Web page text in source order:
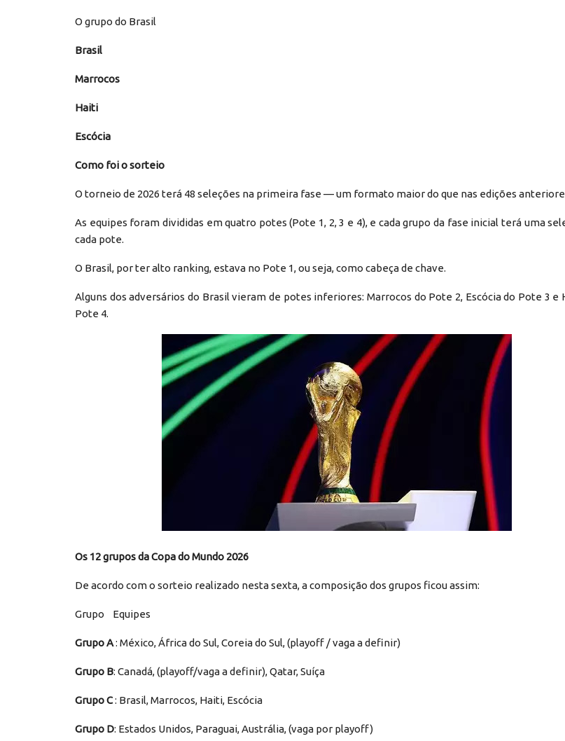
O grupo do Brasil
Brasil
Marrocos
Haiti
Escócia
Como foi o sorteio
O torneio de 2026 terá 48 seleções na primeira fase — um formato maior do que nas edições
As equipes foram divididas em quatro potes (Pote 1, 2, 3 e 4), e cada grupo da fase inicial terá uma
cada pote.
O Brasil, por ter alto ranking, estava no Pote 1, ou seja, como cabeça de chave.
Alguns dos adversários do Brasil vieram de potes inferiores: Marrocos do Pote 2, Escócia do Pote 3 e
Pote 4.
Os 12 grupos da Copa do Mundo 2026
De acordo com o sorteio realizado nesta sexta, a composição dos grupos ficou assim:
Grupo Equipes
Grupo A: México, África do Sul, Coreia do Sul, (playoff / vaga a definir)
Grupo B: Canadá, (playoff/vaga a definir), Qatar, Suíça
Grupo C: Brasil, Marrocos, Haiti, Escócia
Grupo D: Estados Unidos, Paraguai, Austrália, (vaga por playoff)